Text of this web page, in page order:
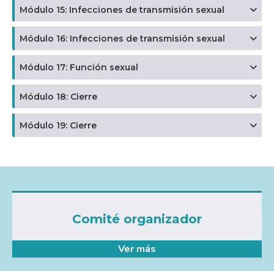
Módulo 15: Infecciones de transmisión sexual
Módulo 16: Infecciones de transmisión sexual
Módulo 17: Función sexual
Módulo 18: Cierre
Módulo 19: Cierre
Comité organizador
Ver más